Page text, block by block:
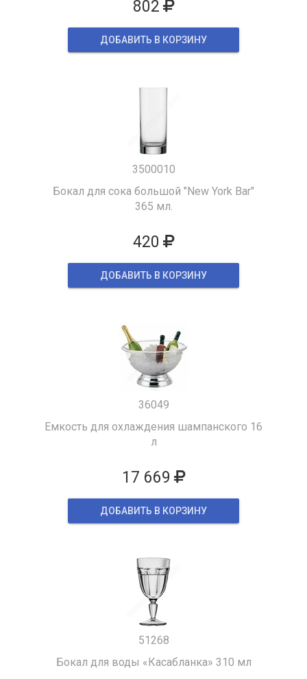
802
ДОБАВИТЬ В КОРЗИНУ
3500010
Бокал для сока большой "New York Bar"
365 мл.
420
ДОБАВИТЬ В КОРЗИНУ
36049
Емкость для охлаждения шампанского 16
л
17 669
ДОБАВИТЬ В КОРЗИНУ
51268
Бокал для воды «Касабланка» 310 мл